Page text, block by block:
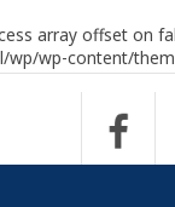
array offset on
wp/wp-content/